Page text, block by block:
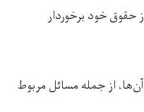
حقوق خود برخوردار
از جمله مسائل مربوط